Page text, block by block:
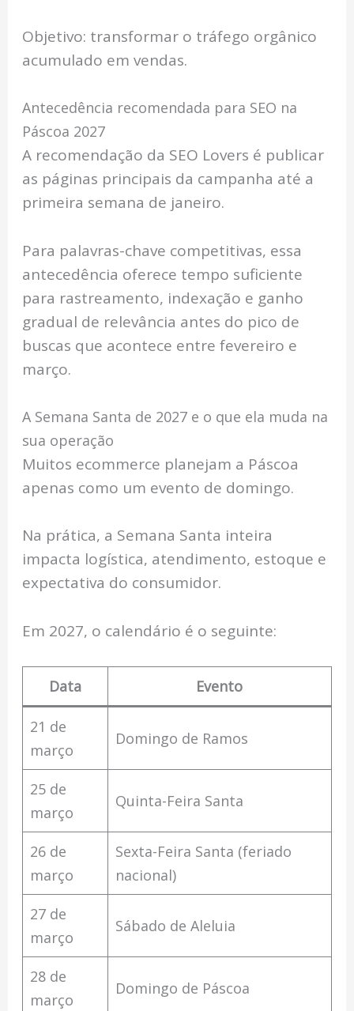
Objetivo: transformar o tráfego orgânico
acumulado em vendas.
Antecedência recomendada para SEO na
Páscoa 2027
A recomendação da SEO Lovers é publicar
as páginas principais da campanha até a
primeira semana de janeiro.
Para palavras-chave competitivas, essa
antecedência oferece tempo suficiente
para rastreamento, indexação e ganho
gradual de relevância antes do pico de
buscas que acontece entre fevereiro e
março.
A Semana Santa de 2027 e o que ela muda na
sua operação
Muitos ecommerce planejam a Páscoa
apenas como um evento de domingo.
Na prática, a Semana Santa inteira
impacta logística, atendimento, estoque e
expectativa do consumidor.
Em 2027, o calendário é o seguinte:
Data Evento
21 de
março
Domingo de Ramos
25 de
março
Quinta-Feira Santa
26 de
março
Sexta-Feira Santa (feriado
nacional)
27 de
março
Sábado de Aleluia
28 de
março
Domingo de Páscoa